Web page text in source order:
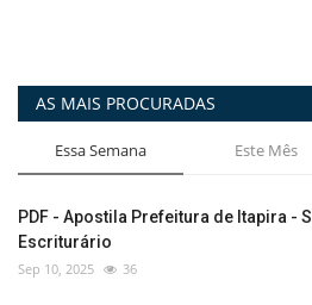
AS MAIS PROCURADAS
Essa Semana Este Mês
PDF - Apostila Prefeitura de Itapira -
Escriturário
Sep 10, 2025 36